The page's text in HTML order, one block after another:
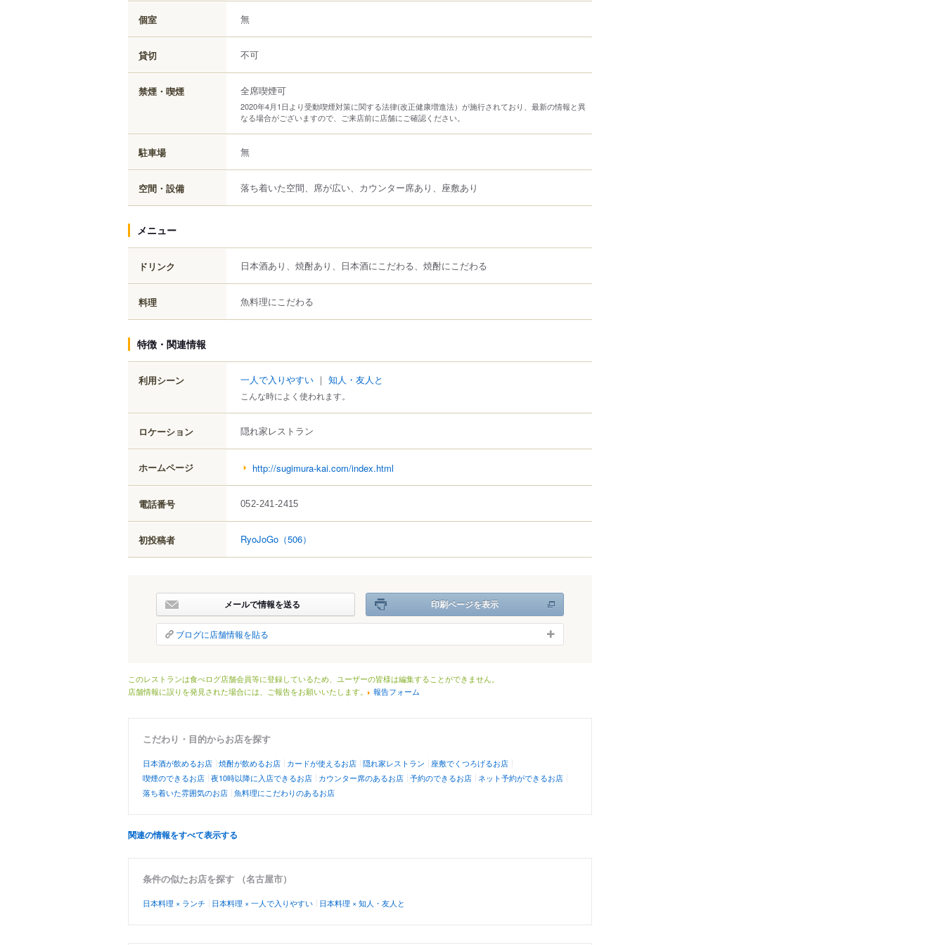
個室 無
貸切 不可
禁煙・喫煙 全席喫煙可
2020年4月1日より受動喫煙対策に関する法律(改正健康増進法）が施行されており、最新の情報と異
なる場合がございますので、ご来店前に店舗にご確認ください。
駐車場 無
空間・設備 落ち着いた空間、席が広い、カウンター席あり、座敷あり
メニュー
ドリンク 日本酒あり、焼酎あり、日本酒にこだわる、焼酎にこだわる
料理 魚料理にこだわる
特徴・関連情報
利用シーン 一人で入りやすい ｜ 知人・友人と
こんな時によく使われます。
ロケーション 隠れ家レストラン
ホームページ http://sugimura-kai.com/index.html
電話番号 052-241-2415
初投稿者 RyoJoGo （506）
メールで情報を送る 印刷ページを表示
ブログに店舗情報を貼る
このレストランは食べログ店舗会員等に登録しているため、ユーザーの皆様は編集することができません。
店舗情報に誤りを発見された場合には、ご報告をお願いいたします。
報告フォーム
こだわり・目的からお店を探す
日本酒が飲めるお店 焼酎が飲めるお店 カードが使えるお店 隠れ家レストラン
座敷でくつろげるお店
喫煙のできるお店 夜10時以降に入店できるお店 カウンター席のあるお店 予約のできるお店 ネット予約ができるお店
落ち着いた雰囲気のお店 魚料理にこだわりのあるお店
関連の情報をすべて表示する
条件の似たお店を探す （名古屋市）
日本料理 × ランチ 日本料理 × 一人で入りやすい 日本料理 × 知人・友人と